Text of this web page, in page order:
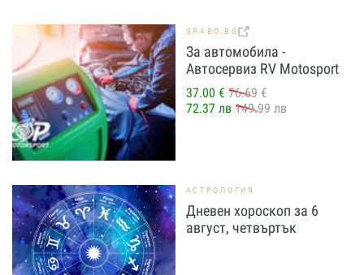
GRABO.BG
За автомобила -
Автосервиз RV Motosport
37.00 € 76.69 €
72.37 лв 149.99 лв
АСТРОЛОГИЯ
Дневен хороскоп за 6
август, четвъртък